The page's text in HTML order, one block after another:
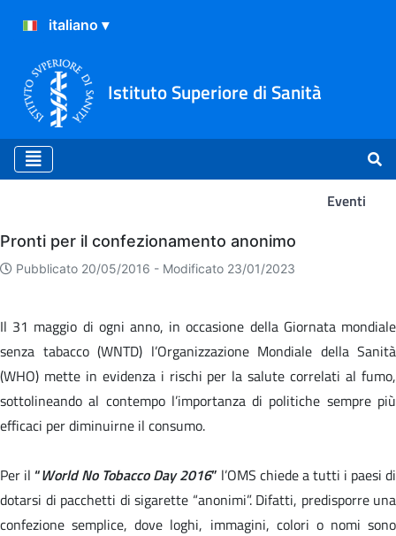
Istituto Superiore di Sanità
Eventi
Eventi
Pronti per il confezionamento anonimo
Pubblicato 20/05/2016 - Modificato 23/01/2023
Il 31 maggio di ogni anno, in occasione della Giornata mondiale
senza tabacco (WNTD) l’Organizzazione Mondiale della Sanità
(WHO) mette in evidenza i rischi per la salute correlati al fumo,
sottolineando al contempo l’importanza di politiche sempre più
efficaci per diminuirne il consumo.
Per il “World No Tobacco Day 2016” l’OMS chiede a tutti i paesi di
dotarsi di pacchetti di sigarette “anonimi”. Difatti, predisporre una
confezione semplice, dove loghi, immagini, colori o nomi sono